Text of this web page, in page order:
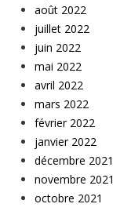
août 2022
juillet 2022
juin 2022
mai 2022
avril 2022
mars 2022
février 2022
janvier 2022
décembre 2021
novembre 2021
octobre 2021